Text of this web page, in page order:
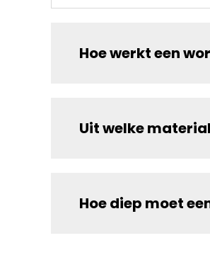
Hoe werkt een
Uit welke
Hoe diep moet